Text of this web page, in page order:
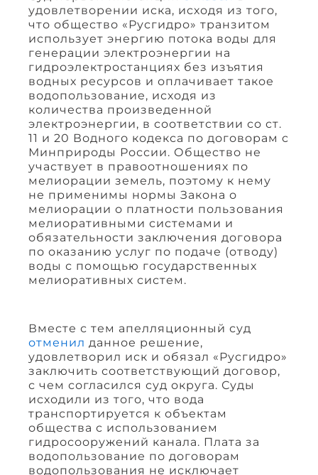
удовлетворении иска, исходя из того,
что общество «Русгидро» транзитом
использует энергию потока воды для
генерации электроэнергии на
гидроэлектростанциях без изъятия
водных ресурсов и оплачивает такое
водопользование, исходя из
количества произведенной
электроэнергии, в соответствии со ст.
11 и 20 Водного кодекса по договорам с
Минприроды России. Общество не
участвует в правоотношениях по
мелиорации земель, поэтому к нему
не применимы нормы Закона о
мелиорации о платности пользования
мелиоративными системами и
обязательности заключения договора
по оказанию услуг по подаче (отводу)
воды с помощью государственных
мелиоративных систем.
Вместе с тем апелляционный суд
отменил данное решение,
удовлетворил иск и обязал «Русгидро»
заключить соответствующий договор,
с чем согласился суд округа. Суды
исходили из того, что вода
транспортируется к объектам
общества с использованием
гидросооружений канала. Плата за
водопользование по договорам
водопользования не исключает